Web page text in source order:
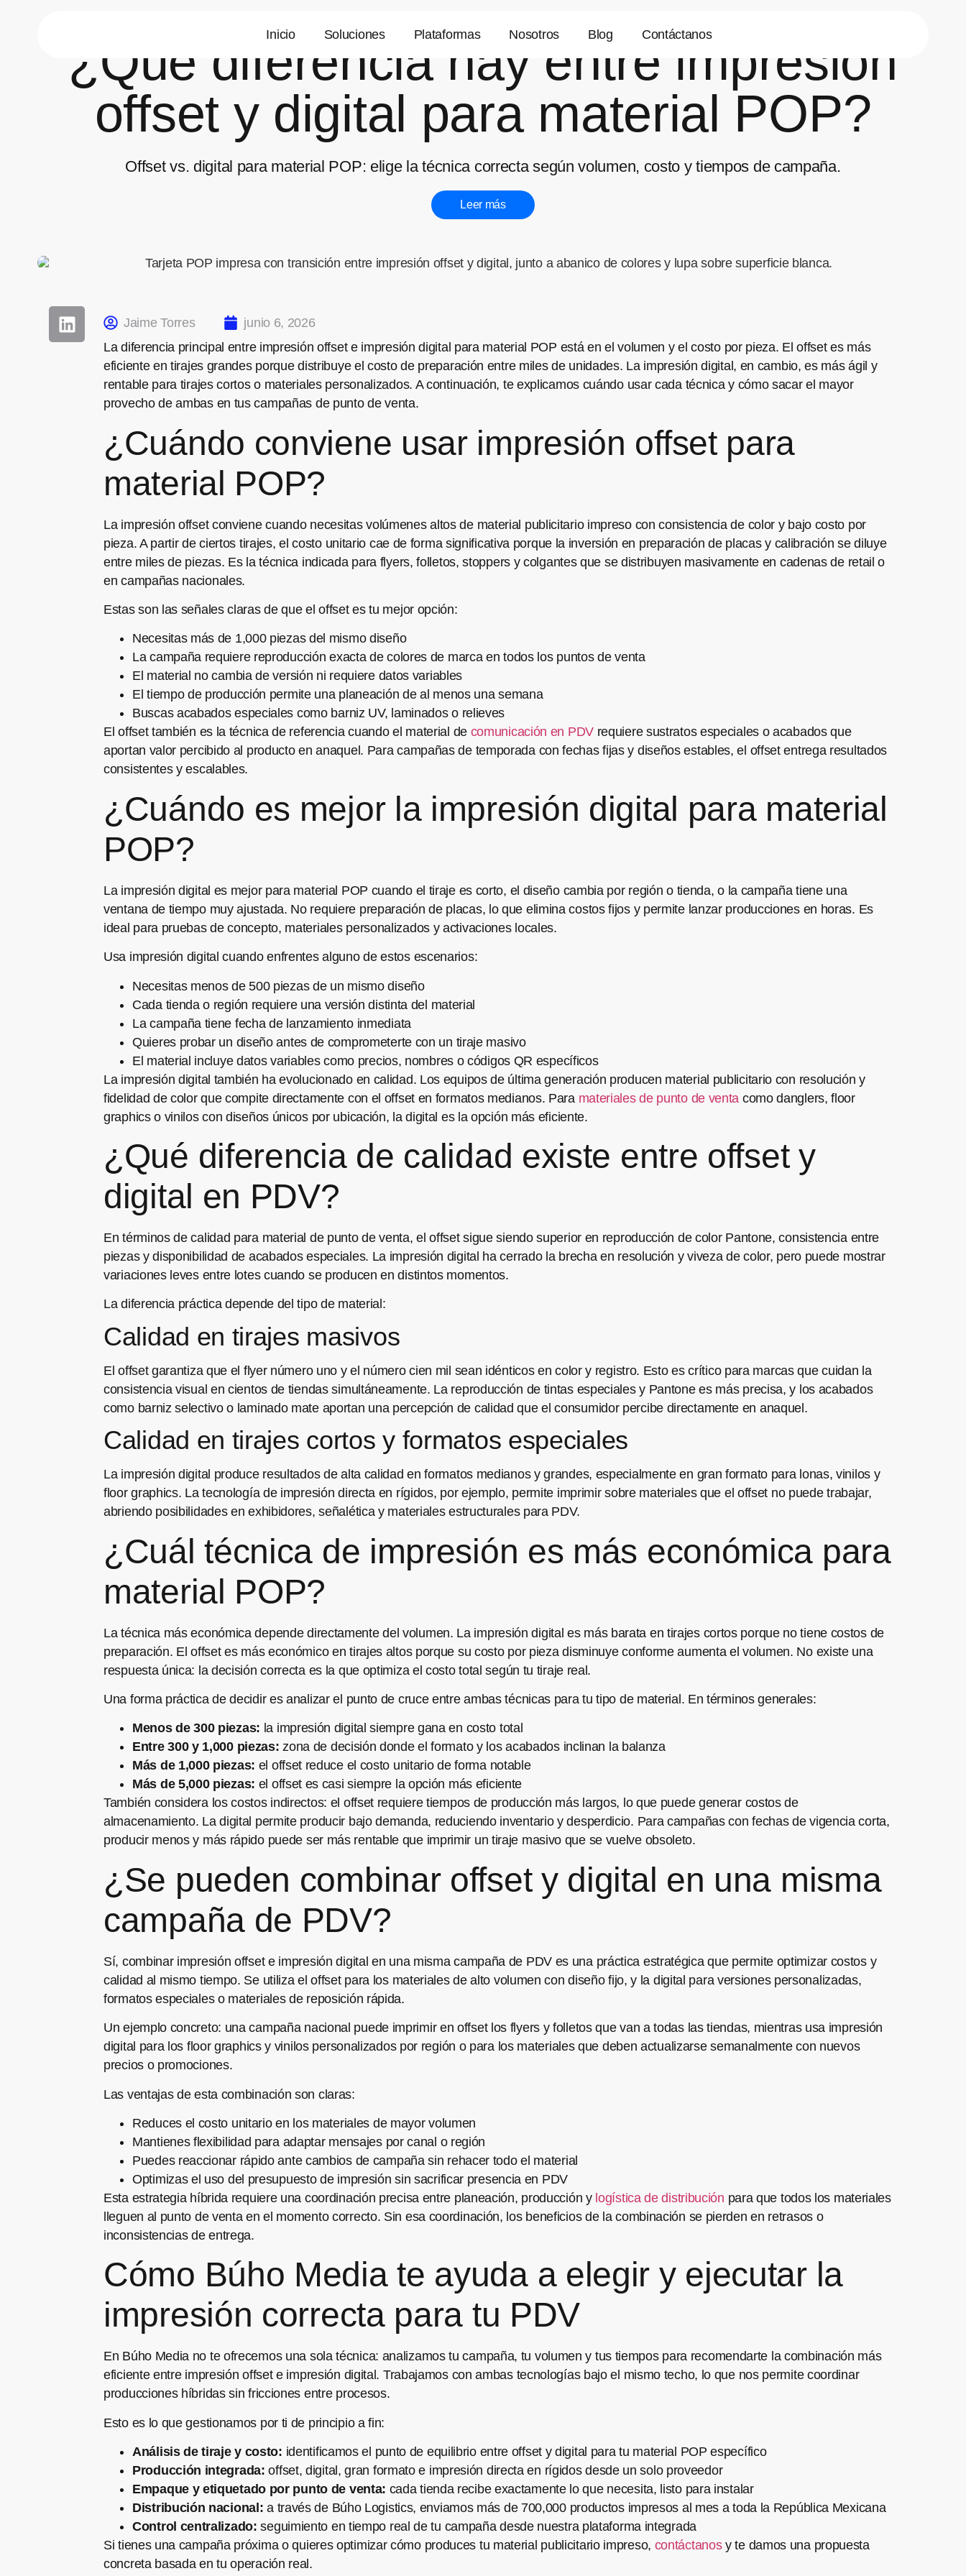
Inicio Soluciones Plataformas Nosotros Blog Contáctanos
¿Qué diferencia hay entre impresión
offset y digital para material POP?
Offset vs. digital para material POP: elige la técnica correcta según volumen, costo y tiempos de campaña.
Leer más
Jaime Torres
junio 6, 2026
La diferencia principal entre impresión offset e impresión digital para material POP está en el volumen y el costo por pieza. El offset es más
eficiente en tirajes grandes porque distribuye el costo de preparación entre miles de unidades. La impresión digital, en cambio, es más ágil y
rentable para tirajes cortos o materiales personalizados. A continuación, te explicamos cuándo usar cada técnica y cómo sacar el mayor
provecho de ambas en tus campañas de punto de venta.
¿Cuándo conviene usar impresión offset para
material POP?
La impresión offset conviene cuando necesitas volúmenes altos de material publicitario impreso con consistencia de color y bajo costo por
pieza. A partir de ciertos tirajes, el costo unitario cae de forma significativa porque la inversión en preparación de placas y calibración se diluye
entre miles de piezas. Es la técnica indicada para flyers, folletos, stoppers y colgantes que se distribuyen masivamente en cadenas de retail o
en campañas nacionales.
Estas son las señales claras de que el offset es tu mejor opción:
Necesitas más de 1,000 piezas del mismo diseño
La campaña requiere reproducción exacta de colores de marca en todos los puntos de venta
El material no cambia de versión ni requiere datos variables
El tiempo de producción permite una planeación de al menos una semana
Buscas acabados especiales como barniz UV, laminados o relieves
El offset también es la técnica de referencia cuando el material de comunicación en PDVrequiere sustratos especiales o acabados que
aportan valor percibido al producto en anaquel. Para campañas de temporada con fechas fijas y diseños estables, el offset entrega resultados
consistentes y escalables.
¿Cuándo es mejor la impresión digital para material
POP?
La impresión digital es mejor para material POP cuando el tiraje es corto, el diseño cambia por región o tienda, o la campaña tiene una
ventana de tiempo muy ajustada. No requiere preparación de placas, lo que elimina costos fijos y permite lanzar producciones en horas. Es
ideal para pruebas de concepto, materiales personalizados y activaciones locales.
Usa impresión digital cuando enfrentes alguno de estos escenarios:
Necesitas menos de 500 piezas de un mismo diseño
Cada tienda o región requiere una versión distinta del material
La campaña tiene fecha de lanzamiento inmediata
Quieres probar un diseño antes de comprometerte con un tiraje masivo
El material incluye datos variables como precios, nombres o códigos QR específicos
La impresión digital también ha evolucionado en calidad. Los equipos de última generación producen material publicitario con resolución y
fidelidad de color que compite directamente con el offset en formatos medianos. Para materiales de punto de venta como danglers, floor
graphics o vinilos con diseños únicos por ubicación, la digital es la opción más eficiente.
¿Qué diferencia de calidad existe entre offset y
digital en PDV?
En términos de calidad para material de punto de venta, el offset sigue siendo superior en reproducción de color Pantone, consistencia entre
piezas y disponibilidad de acabados especiales. La impresión digital ha cerrado la brecha en resolución y viveza de color, pero puede mostrar
variaciones leves entre lotes cuando se producen en distintos momentos.
La diferencia práctica depende del tipo de material:
Calidad en tirajes masivos
El offset garantiza que el flyer número uno y el número cien mil sean idénticos en color y registro. Esto es crítico para marcas que cuidan la
consistencia visual en cientos de tiendas simultáneamente. La reproducción de tintas especiales y Pantone es más precisa, y los acabados
como barniz selectivo o laminado mate aportan una percepción de calidad que el consumidor percibe directamente en anaquel.
Calidad en tirajes cortos y formatos especiales
La impresión digital produce resultados de alta calidad en formatos medianos y grandes, especialmente en gran formato para lonas, vinilos y
floor graphics. La tecnología de impresión directa en rígidos, por ejemplo, permite imprimir sobre materiales que el offset no puede trabajar,
abriendo posibilidades en exhibidores, señalética y materiales estructurales para PDV.
¿Cuál técnica de impresión es más económica para
material POP?
La técnica más económica depende directamente del volumen. La impresión digital es más barata en tirajes cortos porque no tiene costos de
preparación. El offset es más económico en tirajes altos porque su costo por pieza disminuye conforme aumenta el volumen. No existe una
respuesta única: la decisión correcta es la que optimiza el costo total según tu tiraje real.
Una forma práctica de decidir es analizar el punto de cruce entre ambas técnicas para tu tipo de material. En términos generales:
Menos de 300 piezas: la impresión digital siempre gana en costo total
Entre 300 y 1,000 piezas: zona de decisión donde el formato y los acabados inclinan la balanza
Más de 1,000 piezas: el offset reduce el costo unitario de forma notable
Más de 5,000 piezas: el offset es casi siempre la opción más eficiente
También considera los costos indirectos: el offset requiere tiempos de producción más largos, lo que puede generar costos de
almacenamiento. La digital permite producir bajo demanda, reduciendo inventario y desperdicio. Para campañas con fechas de vigencia corta,
producir menos y más rápido puede ser más rentable que imprimir un tiraje masivo que se vuelve obsoleto.
¿Se pueden combinar offset y digital en una misma
campaña de PDV?
Sí, combinar impresión offset e impresión digital en una misma campaña de PDV es una práctica estratégica que permite optimizar costos y
calidad al mismo tiempo. Se utiliza el offset para los materiales de alto volumen con diseño fijo, y la digital para versiones personalizadas,
formatos especiales o materiales de reposición rápida.
Un ejemplo concreto: una campaña nacional puede imprimir en offset los flyers y folletos que van a todas las tiendas, mientras usa impresión
digital para los floor graphics y vinilos personalizados por región o para los materiales que deben actualizarse semanalmente con nuevos
precios o promociones.
Las ventajas de esta combinación son claras:
Reduces el costo unitario en los materiales de mayor volumen
Mantienes flexibilidad para adaptar mensajes por canal o región
Puedes reaccionar rápido ante cambios de campaña sin rehacer todo el material
Optimizas el uso del presupuesto de impresión sin sacrificar presencia en PDV
Esta estrategia híbrida requiere una coordinación precisa entre planeación, producción y logística de distribución para que todos los materiales
lleguen al punto de venta en el momento correcto. Sin esa coordinación, los beneficios de la combinación se pierden en retrasos o
inconsistencias de entrega.
Cómo Búho Media te ayuda a elegir y ejecutar la
impresión correcta para tu PDV
En Búho Media no te ofrecemos una sola técnica: analizamos tu campaña, tu volumen y tus tiempos para recomendarte la combinación más
eficiente entre impresión offset e impresión digital. Trabajamos con ambas tecnologías bajo el mismo techo, lo que nos permite coordinar
producciones híbridas sin fricciones entre procesos.
Esto es lo que gestionamos por ti de principio a fin:
Análisis de tiraje y costo: identificamos el punto de equilibrio entre offset y digital para tu material POP específico
Producción integrada: offset, digital, gran formato e impresión directa en rígidos desde un solo proveedor
Empaque y etiquetado por punto de venta: cada tienda recibe exactamente lo que necesita, listo para instalar
Distribución nacional: a través de Búho Logistics, enviamos más de 700,000 productos impresos al mes a toda la República Mexicana
Control centralizado: seguimiento en tiempo real de tu campaña desde nuestra plataforma integrada
Si tienes una campaña próxima o quieres optimizar cómo produces tu material publicitario impreso, contáctanosy te damos una propuesta
concreta basada en tu operación real.